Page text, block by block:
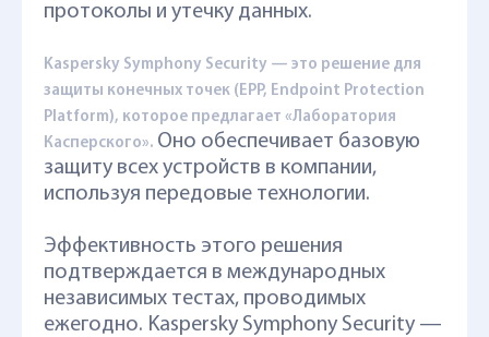
протоколы и утечку данных.
Kaspersky Symphony Security — это решение для
защиты конечных точек (EPP, Endpoint Protection
Platform), которое предлагает «Лаборатория
Касперского». Оно обеспечивает базовую
защиту всех устройств в компании,
используя передовые технологии.
Эффективность этого решения
подтверждается в международных
независимых тестах, проводимых
ежегодно. Kaspersky Symphony Security —